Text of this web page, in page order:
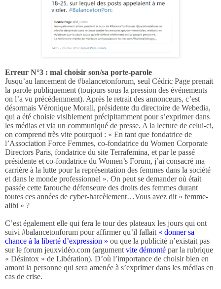
Erreur N°3 : mal choisir son/sa porte-parole
Jusqu’au lancement de #balancetonforum, seul Cédric Page prenait
la parole publiquement (toujours sous la pression des événements
on l’a vu précédemment). Après le retrait des annonceurs, c’est
désormais Véronique Morali, présidente du directoire de Webedia,
qui a été choisie visiblement précipitamment pour s’exprimer dans
les médias et via un communiqué de presse. A la lecture de celui-ci,
on comprend très vite pourquoi : « En tant que fondatrice de
l’Association Force Femmes, co-fondatrice du Women Corporate
Directors Paris, fondatrice du site Terrafemina, et par le passé
présidente et co-fondatrice du Women’s Forum, j’ai consacré ma
carrière à la lutte pour la représentation des femmes dans la société
et dans le monde professionnel ». On peut se demander où était
passée cette farouche défenseure des droits des femmes durant
toutes ces années de cyber-harcèlement…Vous avez dit « femme-
alibi » ?
C’est également elle qui fera le tour des plateaux les jours qui ont
suivi #balancetonforum pour affirmer qu’il fallait « donner sa
chance à la liberté d’expression » ou que la publicité n’existait pas
sur le forum jeuxvidéo.com (argument vite démonté par la rubrique
« Désintox » de Libération). D’où l’importance de choisir bien en
amont la personne qui sera amenée à s’exprimer dans les médias en
cas de crise.